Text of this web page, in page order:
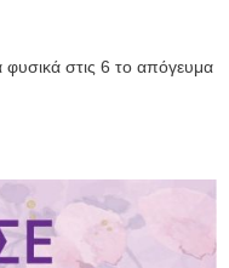
φυσικά στις 6 το απόγευμα